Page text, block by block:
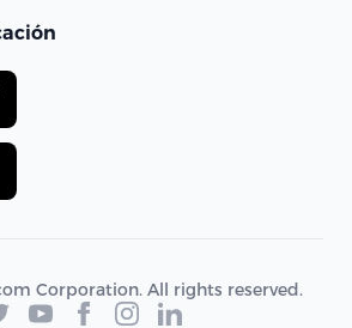
Corporation. All rights reserved.